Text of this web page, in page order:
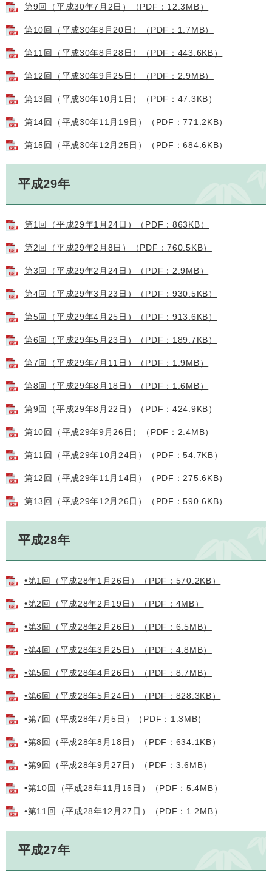
第9回（平成30年7月2日）（PDF：12.3MB）
第10回（平成30年8月20日）（PDF：1.7MB）
第11回（平成30年8月28日）（PDF：443.6KB）
第12回（平成30年9月25日）（PDF：2.9MB）
第13回（平成30年10月1日）（PDF：47.3KB）
第14回（平成30年11月19日）（PDF：771.2KB）
第15回（平成30年12月25日）（PDF：684.6KB）
平成29年
第1回（平成29年1月24日）（PDF：863KB）
第2回（平成29年2月8日）（PDF：760.5KB）
第3回（平成29年2月24日）（PDF：2.9MB）
第4回（平成29年3月23日）（PDF：930.5KB）
第5回（平成29年4月25日）（PDF：913.6KB）
第6回（平成29年5月23日）（PDF：189.7KB）
第7回（平成29年7月11日）（PDF：1.9MB）
第8回（平成29年8月18日）（PDF：1.6MB）
第9回（平成29年8月22日）（PDF：424.9KB）
第10回（平成29年9月26日）（PDF：2.4MB）
第11回（平成29年10月24日）（PDF：54.7KB）
第12回（平成29年11月14日）（PDF：275.6KB）
第13回（平成29年12月26日）（PDF：590.6KB）
平成28年
•第1回（平成28年1月26日）（PDF：570.2KB）
•第2回（平成28年2月19日）（PDF：4MB）
•第3回（平成28年2月26日）（PDF：6.5MB）
•第4回（平成28年3月25日）（PDF：4.8MB）
•第5回（平成28年4月26日）（PDF：8.7MB）
•第6回（平成28年5月24日）（PDF：828.3KB）
•第7回（平成28年7月5日）（PDF：1.3MB）
•第8回（平成28年8月18日）（PDF：634.1KB）
•第9回（平成28年9月27日）（PDF：3.6MB）
•第10回（平成28年11月15日）（PDF：5.4MB）
•第11回（平成28年12月27日）（PDF：1.2MB）
平成27年